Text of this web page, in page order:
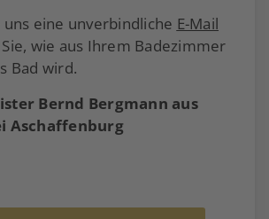
uns eine unverbindliche E-Mail
wie aus Ihrem Badezimmer
Bad wird.
Bernd Bergmann aus
Aschaffenburg